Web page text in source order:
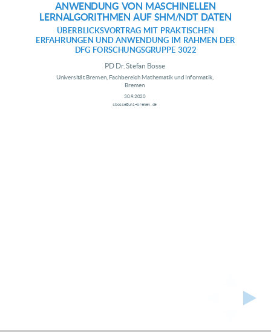
ANWENDUNG VON MASCHINELLEN
LERNALGORITHMEN AUF SHM/NDT DATEN
ÜBERBLICKSVORTRAG MIT PRAKTISCHEN
ERFAHRUNGEN UND ANWENDUNG IM RAHMEN DER
DFG FORSCHUNGSGRUPPE 3022
PD Dr. Stefan Bosse
Universität Bremen, Fachbereich Mathematik und Informatik,
Bremen
30.9.2020
sbosse@uni-bremen.de
Ziel von Maschinellen Lernen in der Zustandsüberwachung von Bauteilen und
Materialprüfung ist hier die Ableitung von Prädiktorfunktionen die als Ziel- und
Ausgabevariable:
Kategorische Werte (Klassifikator), oder
Numerische Werte (Approximatorfunktion) liefern.
Es wird unterschieden:
Der Algorithmus der das Modell erzeugt, trainiert, und die Inferenz implementiert
können auch für SHM eingesetzt werden!